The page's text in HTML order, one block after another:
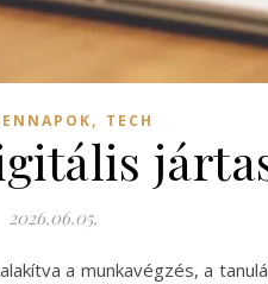
, TECH
2026.06.05.
a munkavégzés, a